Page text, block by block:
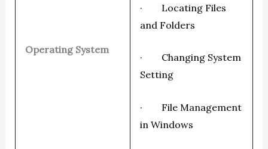
Operating System
· Locating Files
and Folders
· Changing System
Setting
· File Management
in Windows